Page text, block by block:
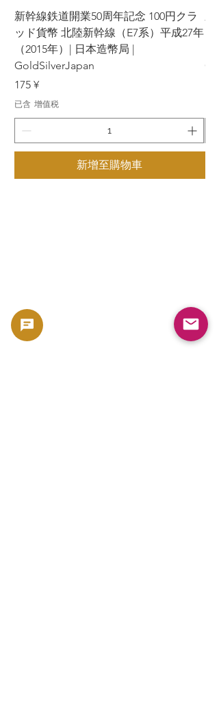
新幹線鉄道開業50周年記念 100円クラ
ッド貨幣 北陸新幹線（E7系）平成27年
（2015年）| 日本造幣局 |
GoldSilverJapan
價格
175 ¥
已含 增值税
新增至購物車